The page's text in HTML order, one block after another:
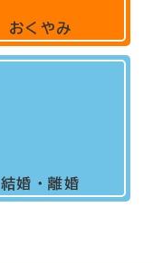
おくやみ
結婚・離婚